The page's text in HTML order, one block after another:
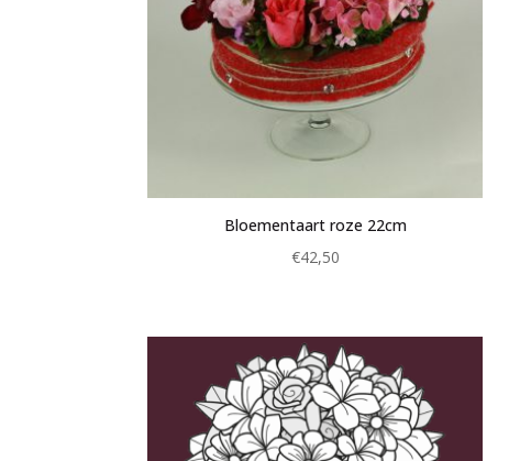
Bloementaart roze 22cm
€42,50